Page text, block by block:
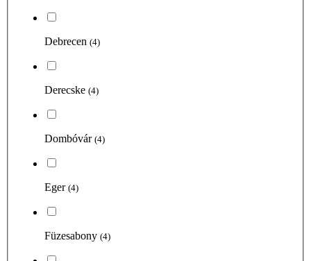
Debrecen (4)
Derecske (4)
Dombóvár (4)
Eger (4)
Füzesabony (4)